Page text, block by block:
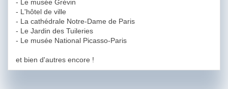
- Le musée Grévin
- L'hôtel de ville
- La cathédrale Notre-Dame de Paris
- Le Jardin des Tuileries
- Le musée National Picasso-Paris
et bien d'autres encore !